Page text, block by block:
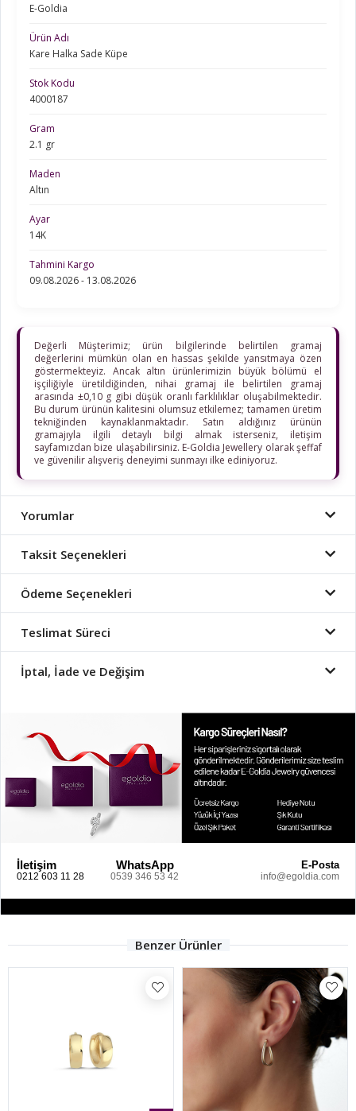
E-Goldia
Ürün Adı
Kare Halka Sade Küpe
Stok Kodu
4000187
Gram
2.1 gr
Maden
Altın
Ayar
14K
Tahmini Kargo
09.08.2026 - 13.08.2026
Değerli Müşterimiz; ürün bilgilerinde belirtilen gramaj
değerlerini mümkün olan en hassas şekilde yansıtmaya özen
göstermekteyiz. Ancak altın ürünlerimizin büyük bölümü el
işçiliğiyle üretildiğinden, nihai gramaj ile belirtilen gramaj
arasında ±0,10 g gibi düşük oranlı farklılıklar oluşabilmektedir.
Bu durum ürünün kalitesini olumsuz etkilemez; tamamen üretim
tekniğinden kaynaklanmaktadır. Satın aldığınız ürünün
gramajıyla ilgili detaylı bilgi almak isterseniz, iletişim
sayfamızdan bize ulaşabilirsiniz. E-Goldia Jewellery olarak şeffaf
ve güvenilir alışveriş deneyimi sunmayı ilke ediniyoruz.
Yorumlar
Taksit Seçenekleri
Ödeme Seçenekleri
Teslimat Süreci
İptal, İade ve Değişim
İletişim
0212 603 11 28
WhatsApp
0539 346 53 42
E-Posta
info@egoldia.com
Benzer Ürünler